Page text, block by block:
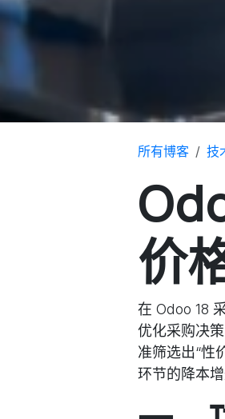
所有博客 技
价
在 Odoo 18
优化采购决
准筛选出“性
环节的降本增